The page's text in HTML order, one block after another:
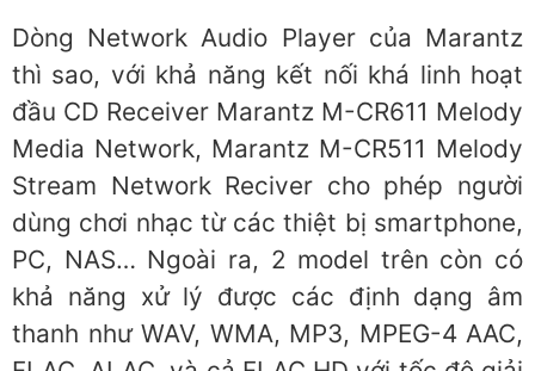
Dòng Network Audio Player của Marantz
thì sao, với khả năng kết nối khá linh hoạt
đầu CD Receiver Marantz M-CR611 Melody
Media Network, Marantz M-CR511 Melody
Stream Network Reciver cho phép người
dùng chơi nhạc từ các thiệt bị smartphone,
PC, NAS… Ngoài ra, 2 model trên còn có
khả năng xử lý được các định dạng âm
thanh như WAV, WMA, MP3, MPEG-4 AAC,